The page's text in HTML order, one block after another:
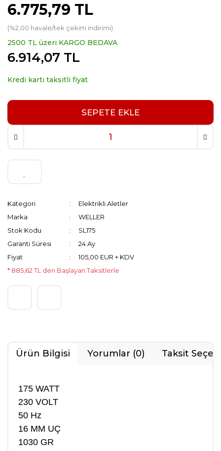
6.775,79 TL
(%2,00 havale/tek çekim indirimi)
2500 TL üzeri KARGO BEDAVA
6.914,07 TL
Kredi kartı taksitli fiyat
SEPETE EKLE
Kategori
Elektrikli Aletler
Marka
WELLER
Stok Kodu
SL175
Garanti Süresi
24 Ay
Fiyat
105,00 EUR + KDV
* 885,62 TL den Başlayan Taksitlerle
Ürün Bilgisi Yorumlar (0) Taksit
175 WATT
230 VOLT
50 Hz
16 MM UÇ
1030 GR